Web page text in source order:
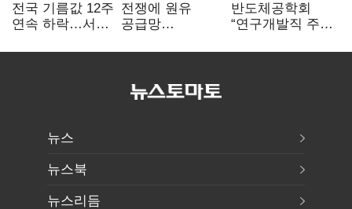
전국 기름값 12주
연속 하락…서울
전쟁에 원유
공급망
정유, 에너지안보
반도체공학회
“연구개발직 주
개선해야”
뉴스
뉴스북
뉴스리듬